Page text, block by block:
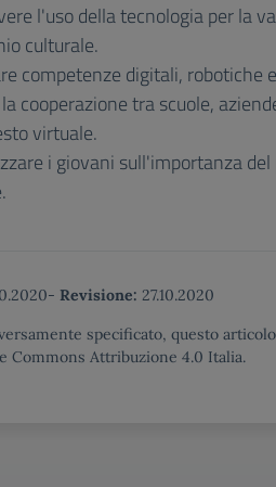
l'uso della tecnologia per la
culturale.
competenze digitali, robotiche
cooperazione tra scuole,
virtuale.
i giovani sull'importanza
- Revisione: 27.10.2020
specificato, questo
Commons Attribuzione 4.0 Italia.